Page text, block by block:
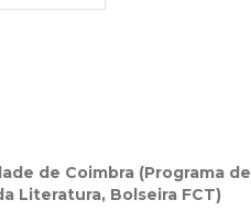
de Coimbra (Programa de
Literatura, Bolseira FCT)